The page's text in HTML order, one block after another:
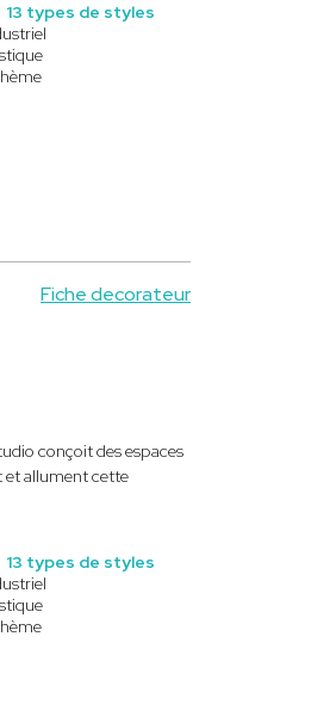
13 types de styles
Fiche decorateur
conçoit des espaces
et allument cette
13 types de styles